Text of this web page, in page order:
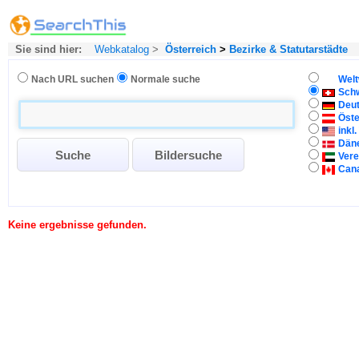
Sie sind hier: Webkatalog > Österreich > Bezirke & Statutarstädte
Nach URL suchen Normale suche
inkl.
Keine ergebnisse gefunden.